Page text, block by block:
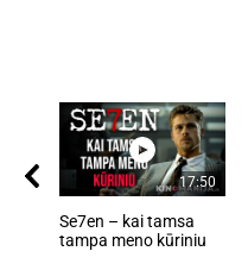
17:50
Se7en – kai tamsa
tampa meno kūriniu